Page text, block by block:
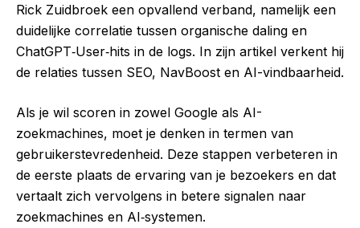
Rick Zuidbroek een opvallend verband, namelijk een
duidelijke correlatie tussen organische daling en
ChatGPT‑User‑hits in de logs. In zijn artikel verkent hij
de relaties tussen SEO, NavBoost en AI-vindbaarheid.
Als je wil scoren in zowel Google als AI-
zoekmachines, moet je denken in termen van
gebruikerstevredenheid. Deze stappen verbeteren in
de eerste plaats de ervaring van je bezoekers en dat
vertaalt zich vervolgens in betere signalen naar
zoekmachines en AI‑systemen.